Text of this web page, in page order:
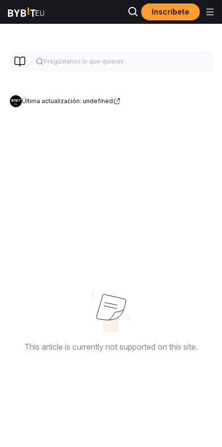
Inscríbete
Última actualización: undefined
This article is currently not supported on this site.